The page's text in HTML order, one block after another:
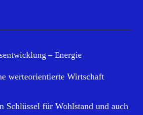
– Energie
werteorientierte Wirtschaft
Schlüssel für Wohlstand und auch